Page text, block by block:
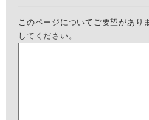
このページについてご要望があり
してください。